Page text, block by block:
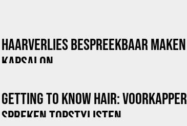
HAARVERLIES BESPREEKBAAR
KAPSALON
GETTING TO KNOW HAIR:
SPREKEN TOPSTYLISTEN